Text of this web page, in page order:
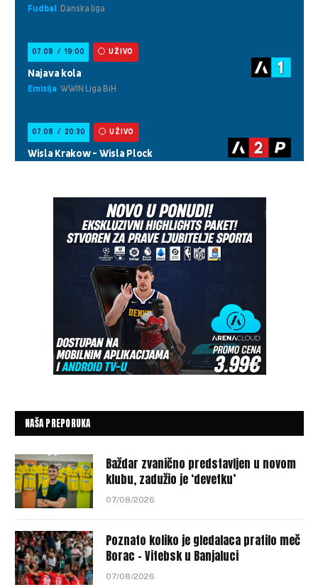
NAŠA PREPORUKA
Baždar zvanično predstavljen u novom
klubu, zadužio je ‘devetku’
07/08/2026
Poznato koliko je gledalaca pratilo meč
Borac – Vitebsk u Banjaluci
07/08/2026